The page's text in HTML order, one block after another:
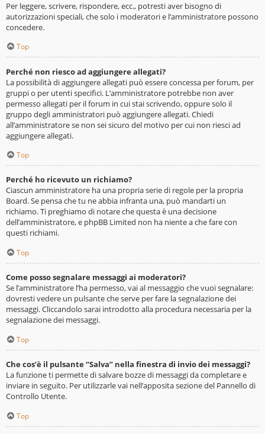
Per leggere, scrivere, rispondere, ecc., potresti aver bisogno di
autorizzazioni speciali, che solo i moderatori e l’amministratore possono
concedere.
Top
Perché non riesco ad aggiungere allegati?
La possibilità di aggiungere allegati può essere concessa per forum, per
gruppi o per utenti specifici. L’amministratore potrebbe non aver
permesso allegati per il forum in cui stai scrivendo, oppure solo il
gruppo degli amministratori può aggiungere allegati. Chiedi
all’amministratore se non sei sicuro del motivo per cui non riesci ad
aggiungere allegati.
Top
Perché ho ricevuto un richiamo?
Ciascun amministratore ha una propria serie di regole per la propria
Board. Se pensa che tu ne abbia infranta una, può mandarti un
richiamo. Ti preghiamo di notare che questa è una decisione
dell’amministratore, e phpBB Limited non ha niente a che fare con
questi richiami.
Top
Come posso segnalare messaggi ai moderatori?
Se l’amministratore l’ha permesso, vai al messaggio che vuoi segnalare:
dovresti vedere un pulsante che serve per fare la segnalazione dei
messaggi. Cliccandolo sarai introdotto alla procedura necessaria per la
segnalazione dei messaggi.
Top
Che cos’è il pulsante “Salva” nella finestra di invio dei messaggi?
La funzione ti permette di salvare bozze di messaggi da completare e
inviare in seguito. Per utilizzarle vai nell’apposita sezione del Pannello di
Controllo Utente.
Top